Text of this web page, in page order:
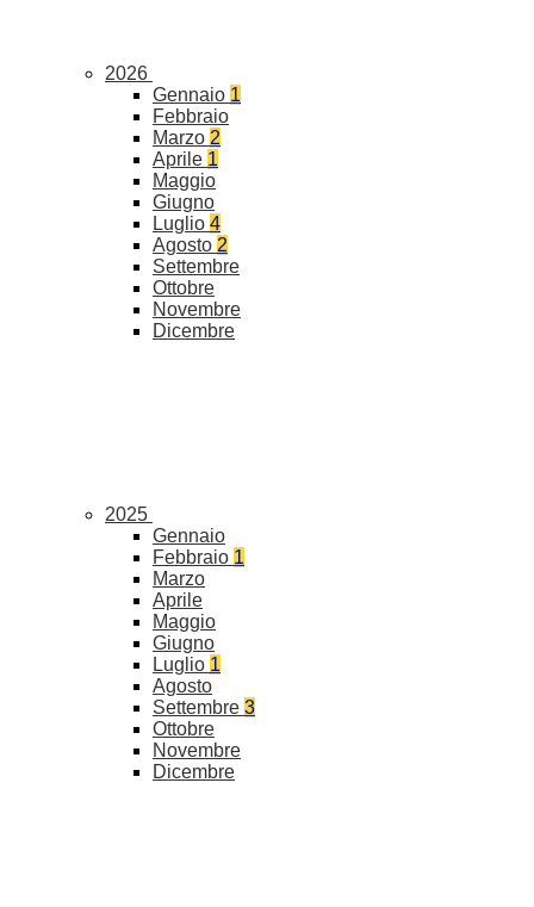
2026
Gennaio 1
Febbraio
Marzo 2
Aprile 1
Maggio
Giugno
Luglio 4
Agosto 2
Settembre
Ottobre
Novembre
Dicembre
2025
Gennaio
Febbraio 1
Marzo
Aprile
Maggio
Giugno
Luglio 1
Agosto
Settembre 3
Ottobre
Novembre
Dicembre